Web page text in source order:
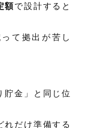
額で設計すると
て拠出が苦し
貯金」と同じ位
れだけ準備する